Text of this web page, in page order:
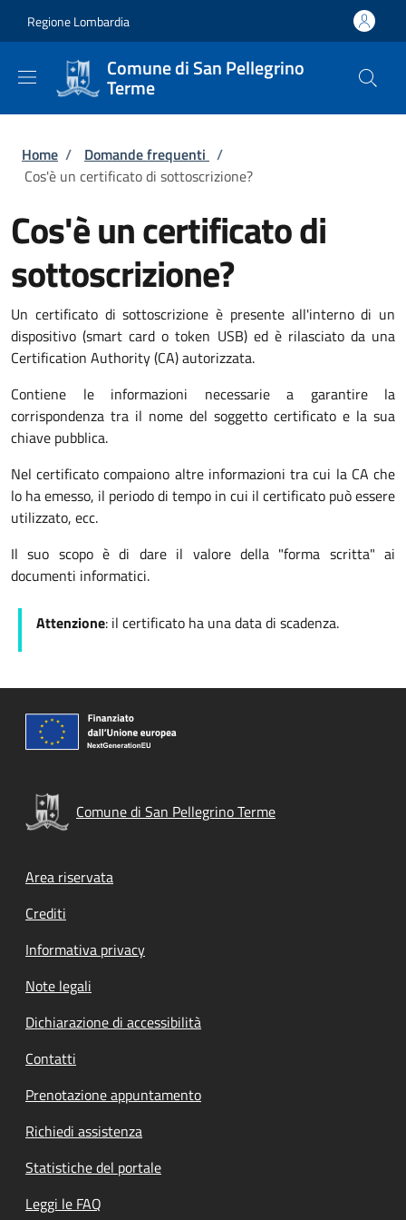
Regione Lombardia
Comune di San Pellegrino
Terme
Briciole di pane
Home / Domande frequenti /
Cos'è un certificato di sottoscrizione?
Cos'è un certificato di
sottoscrizione?
Un certificato di sottoscrizione è presente all'interno di un
dispositivo (smart card o token USB) ed è rilasciato da una
Certification Authority (CA) autorizzata.
Contiene le informazioni necessarie a garantire la
corrispondenza tra il nome del soggetto certificato e la sua
chiave pubblica.
Nel certificato compaiono altre informazioni tra cui la CA che
lo ha emesso, il periodo di tempo in cui il certificato può essere
utilizzato, ecc.
Il suo scopo è di dare il valore della "forma scritta" ai
documenti informatici.
Attenzione: il certificato ha una data di scadenza.
Comune di San Pellegrino Terme
Footer menu
Area riservata
Crediti
Informativa privacy
Note legali
Dichiarazione di accessibilità
Contatti
Prenotazione appuntamento
Richiedi assistenza
Statistiche del portale
Leggi le FAQ